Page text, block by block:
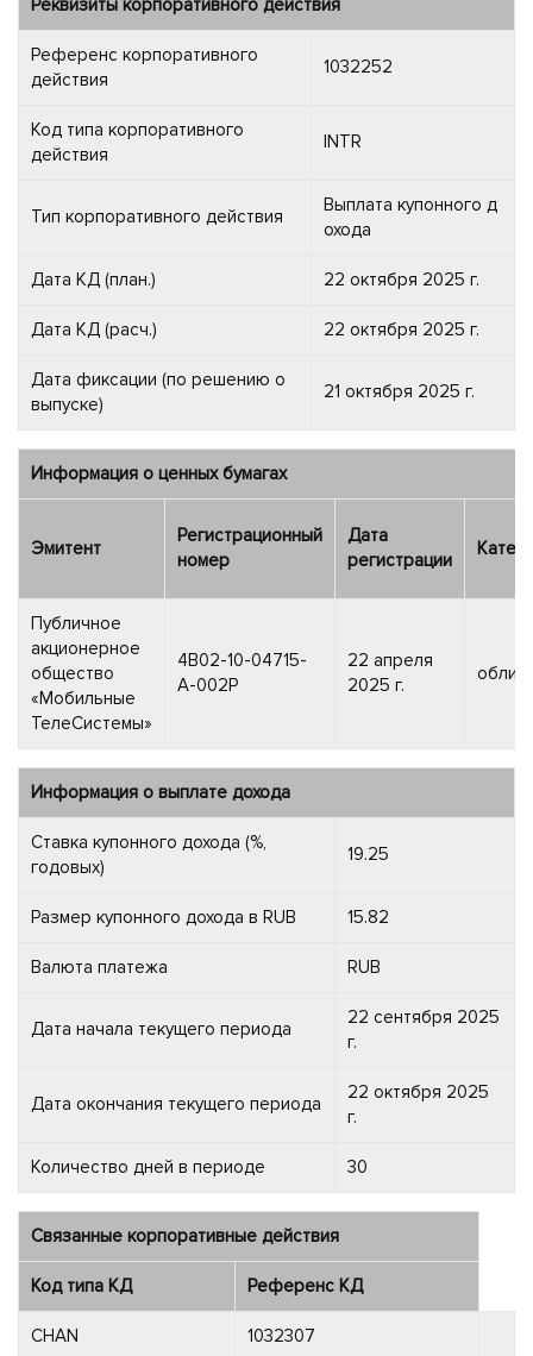
Реквизиты корпоративного действия
Референс корпоративного
действия
1032252
Код типа корпоративного
действия
INTR
Тип корпоративного действия
Выплата купонного д
охода
Дата КД (план.) 22 октября 2025 г.
Дата КД (расч.) 22 октября 2025 г.
Дата фиксации (по решению о
выпуске)
21 октября 2025 г.
Информация о ценных бумагах
Эмитент
Регистрационный
номер
Дата
регистрации
Публичное
акционерное
общество
«Мобильные
ТелеСистемы»
4B02-10-04715-
A-002P
22 апреля
2025 г.
Информация о выплате дохода
Ставка купонного дохода (%,
годовых)
19.25
Размер купонного дохода в RUB 15.82
Валюта платежа RUB
Дата начала текущего периода
22 сентября 2025
г.
Дата окончания текущего периода
22 октября 2025
г.
Количество дней в периоде 30
Связанные корпоративные действия
Код типа КД Референс КД
CHAN 1032307